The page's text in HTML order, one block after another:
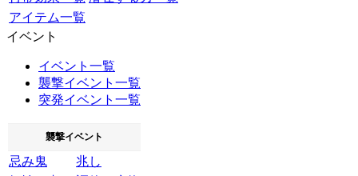
アイテム一覧
イベント
イベント一覧
襲撃イベント一覧
突発イベント一覧
襲撃イベント
忌み鬼
兆し